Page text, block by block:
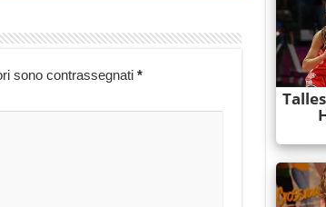
sono contrassegnati *